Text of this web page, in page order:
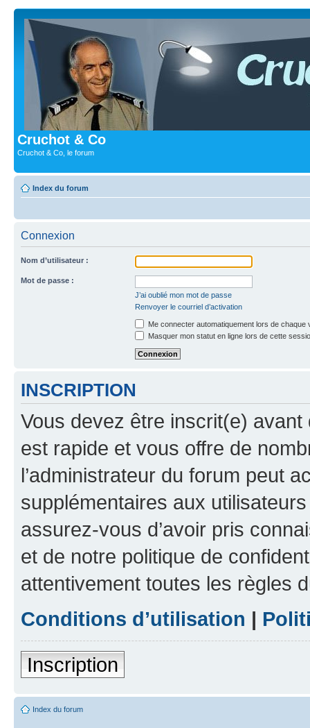
Cruchot & Co
Cruchot & Co, le forum
Index du forum
Connexion
Nom d’utilisateur :
Mot de passe :
J’ai oublié mon mot de passe
Renvoyer le courriel d’activation
Me connecter automatiquement lors de chaque
Masquer mon statut en ligne lors de cette
INSCRIPTION
Vous devez être inscrit(e) avant
est rapide et vous offre de
l’administrateur du forum peut
supplémentaires aux
assurez-vous d’avoir pris
et de notre politique de
attentivement toutes les règles
Conditions d’utilisation |
Inscription
Index du forum